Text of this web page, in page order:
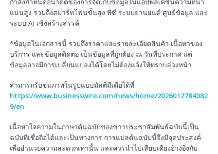
แน่นสูง รวมถึงสมาร์ทโฟนขั้นสูง พีซี ระบบยานยนต์ ศูนย์ข้อมูล และ
ระบบ AI เชิงสร้างสรรค์
*ข้อมูลในเอกสารนี้ รวมถึงราคาและรายละเอียดสินค้า เนื้อหาของ
บริการ และข้อมูลติดต่อ เป็นข้อมูลที่ถูกต้อง ณ วันที่ประกาศ แต่
ข้อมูลอาจมีการเปลี่ยนแปลงได้โดยไม่ต้องแจ้งให้ทราบล่วงหน้า
สามารถรับชมภาพในรูปแบบมัลติมีเดียได้ที่:
https://www.businesswire.com/news/home/2026012784082
9/en
เนื้อหาใจความในภาษาต้นฉบับของข่าวประชาสัมพันธ์ฉบับนี้เป็น
ฉบับที่เชื่อถือได้และเป็นทางการ การแปลต้นฉบับนี้จึงมีจุดประสงค์
เพื่ออำนวยความสะดวกเท่านั้น และควรนำไปเทียบเคียงอ้างอิงกับ